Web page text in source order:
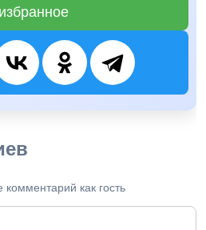
комментарий как гость